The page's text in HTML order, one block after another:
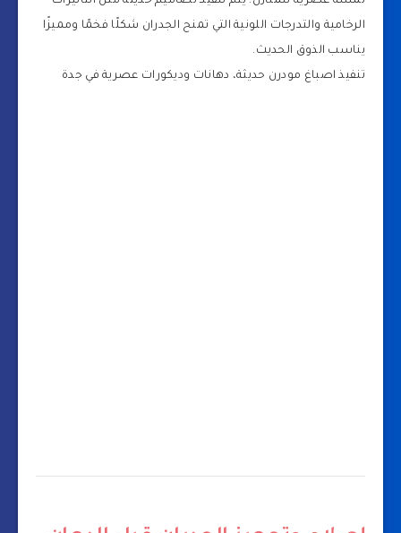
الرخامية والتدرجات اللونية التي تمنح الجدران شكلًا فخمًا ومميزًا
يناسب الذوق الحديث.
تنفيذ اصباغ مودرن حديثة، دهانات وديكورات عصرية في جدة